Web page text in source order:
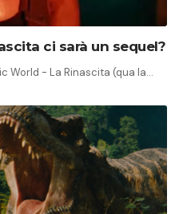
ci sarà un sequel?
World - La Rinascita (qua la…